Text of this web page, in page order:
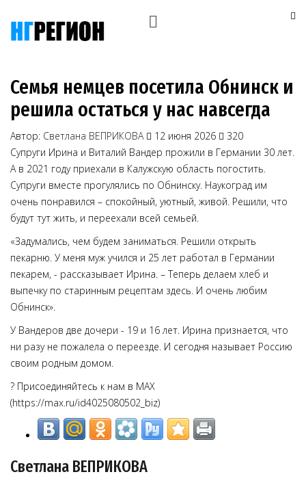
Семья немцев посетила Обнинск и
решила остаться у нас навсегда
Автор: Светлана ВЕПРИКОВА 12 июня 2026
320
Супруги Ирина и Виталий Вандер прожили в Германии 30 лет.
А в 2021 году приехали в Калужскую область погостить.
Супруги вместе прогулялись по Обнинску. Наукоград им
очень понравился – спокойный, уютный, живой. Решили, что
будут тут жить, и переехали всей семьей.
«Задумались, чем будем заниматься. Решили открыть
пекарню. У меня муж учился и 25 лет работал в Германии
пекарем, - рассказывает Ирина. – Теперь делаем хлеб и
выпечку по старинным рецептам здесь. И очень любим
Обнинск».
У Вандеров две дочери - 19 и 16 лет. Ирина признается, что
ни разу не пожалела о переезде. И сегодня называет Россию
своим родным домом.
? Присоединяйтесь к нам в MAX
(https://max.ru/id4025080502_biz)
Светлана ВЕПРИКОВА